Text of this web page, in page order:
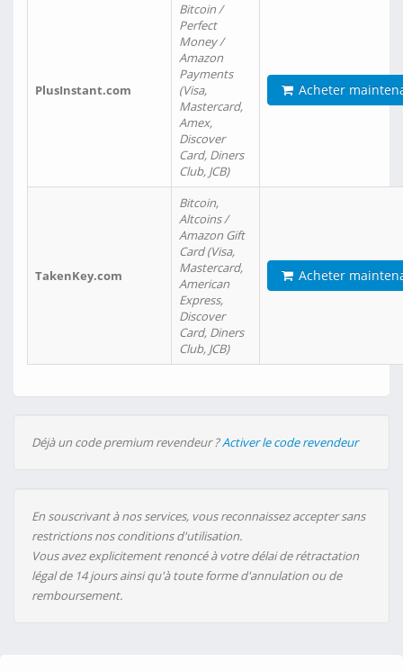
PlusInstant.com
Bitcoin /
Perfect
Money /
Amazon
Payments
(Visa,
Mastercard,
Amex,
Discover
Card, Diners
Club, JCB)
Acheter
TakenKey.com
Bitcoin,
Altcoins /
Amazon Gift
Card (Visa,
Mastercard,
American
Express,
Discover
Card, Diners
Club, JCB)
Acheter
Déjà un code premium revendeur ?Activer le code revendeur
En souscrivant à nos services, vous reconnaissez accepter sans
restrictions nos conditions d'utilisation.
Vous avez explicitement renoncé à votre délai de rétractation
légal de 14 jours ainsi qu'à toute forme d'annulation ou de
remboursement.